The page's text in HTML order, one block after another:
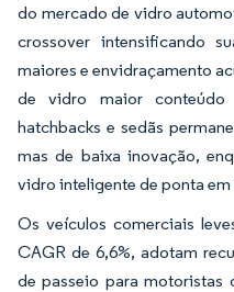
do mercado de vidro
crossover intensificando
maiores e envidraçamento
de vidro maior
hatchbacks e sedãs
mas de baixa inovação,
vidro inteligente de ponta
Os veículos comerciais
CAGR de 6,6%, adotam
de passeio para motoristas